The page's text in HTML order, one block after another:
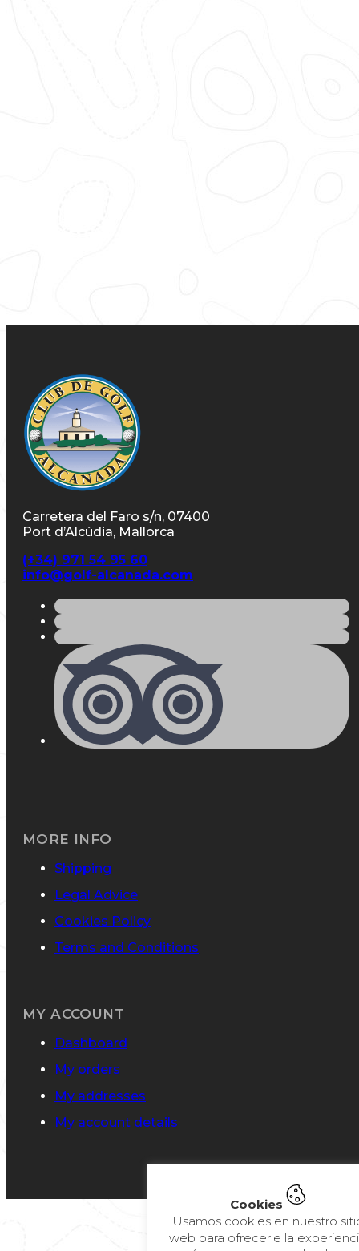
Carretera del Faro s/n, 07400
Port d’Alcúdia, Mallorca
(+34) 971 54 95 60
info@golf-alcanada.com
MORE INFO
Shipping
Legal Advice
Cookies Policy
Terms and Conditions
MY ACCOUNT
Dashboard
My orders
My addresses
My account details
Cookies
Usamos cookies en nuestro
web para ofrecerle la